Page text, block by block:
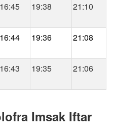
16:45 19:38 21:10
16:44 19:36 21:08
16:43 19:35 21:06
Imsak Iftar